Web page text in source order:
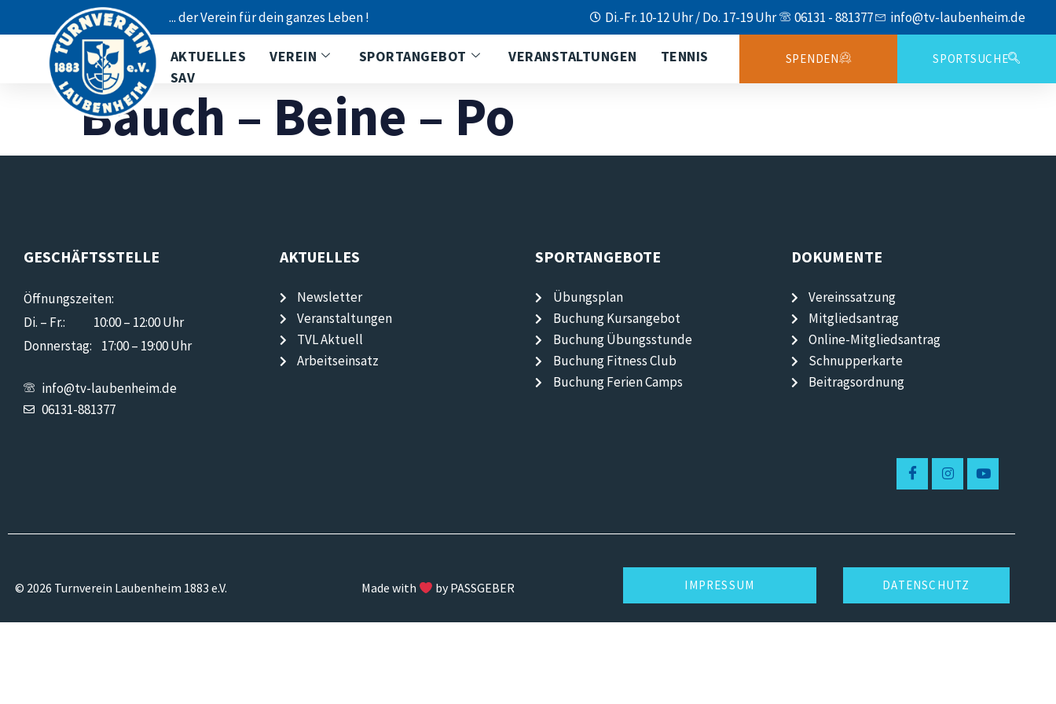
... der Verein für dein ganzes Leben ! Di.-Fr. 10-12 Uhr / Do. 17-19 Uhr 06131 - 881377 info@tv-laubenheim.de
AKTUELLES VEREIN SPORTANGEBOT VERANSTALTUNGEN
TENNIS
SAV
SPENDEN SPORTSUCHE
Bauch – Beine – Po
GESCHÄFTSSTELLE
Öffnungszeiten:
Di. – Fr.: 10:00 – 12:00 Uhr
Donnerstag: 17:00 – 19:00 Uhr
info@tv-laubenheim.de
06131-881377
AKTUELLES
Newsletter
Veranstaltungen
TVL Aktuell
Arbeitseinsatz
SPORTANGEBOTE
Übungsplan
Buchung Kursangebot
Buchung Übungsstunde
Buchung Fitness Club
Buchung Ferien Camps
DOKUMENTE
Vereinssatzung
Mitgliedsantrag
Online-Mitgliedsantrag
Schnupperkarte
Beitragsordnung
© 2026 Turnverein Laubenheim 1883 e.V. Made with by PASSGEBER IMPRESSUM DATENSCHUTZ